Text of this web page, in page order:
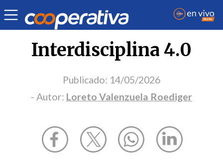
Opinión | Ciencia y tecnología | Loreto Valenzuela Roediger
Interdisciplina 4.0
Publicado: 14/05/2026
- Autor: Loreto Valenzuela Roediger